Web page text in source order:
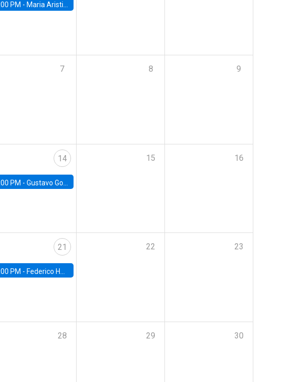
PM - Maria Aristizabal-Ramirez, FED Board
7 8 9
14
PM - Gustavo González - Banco Central de Chile
15 16
21
PM - Federico Huneeus - Banco Central de Chile
22 23
28 29 30